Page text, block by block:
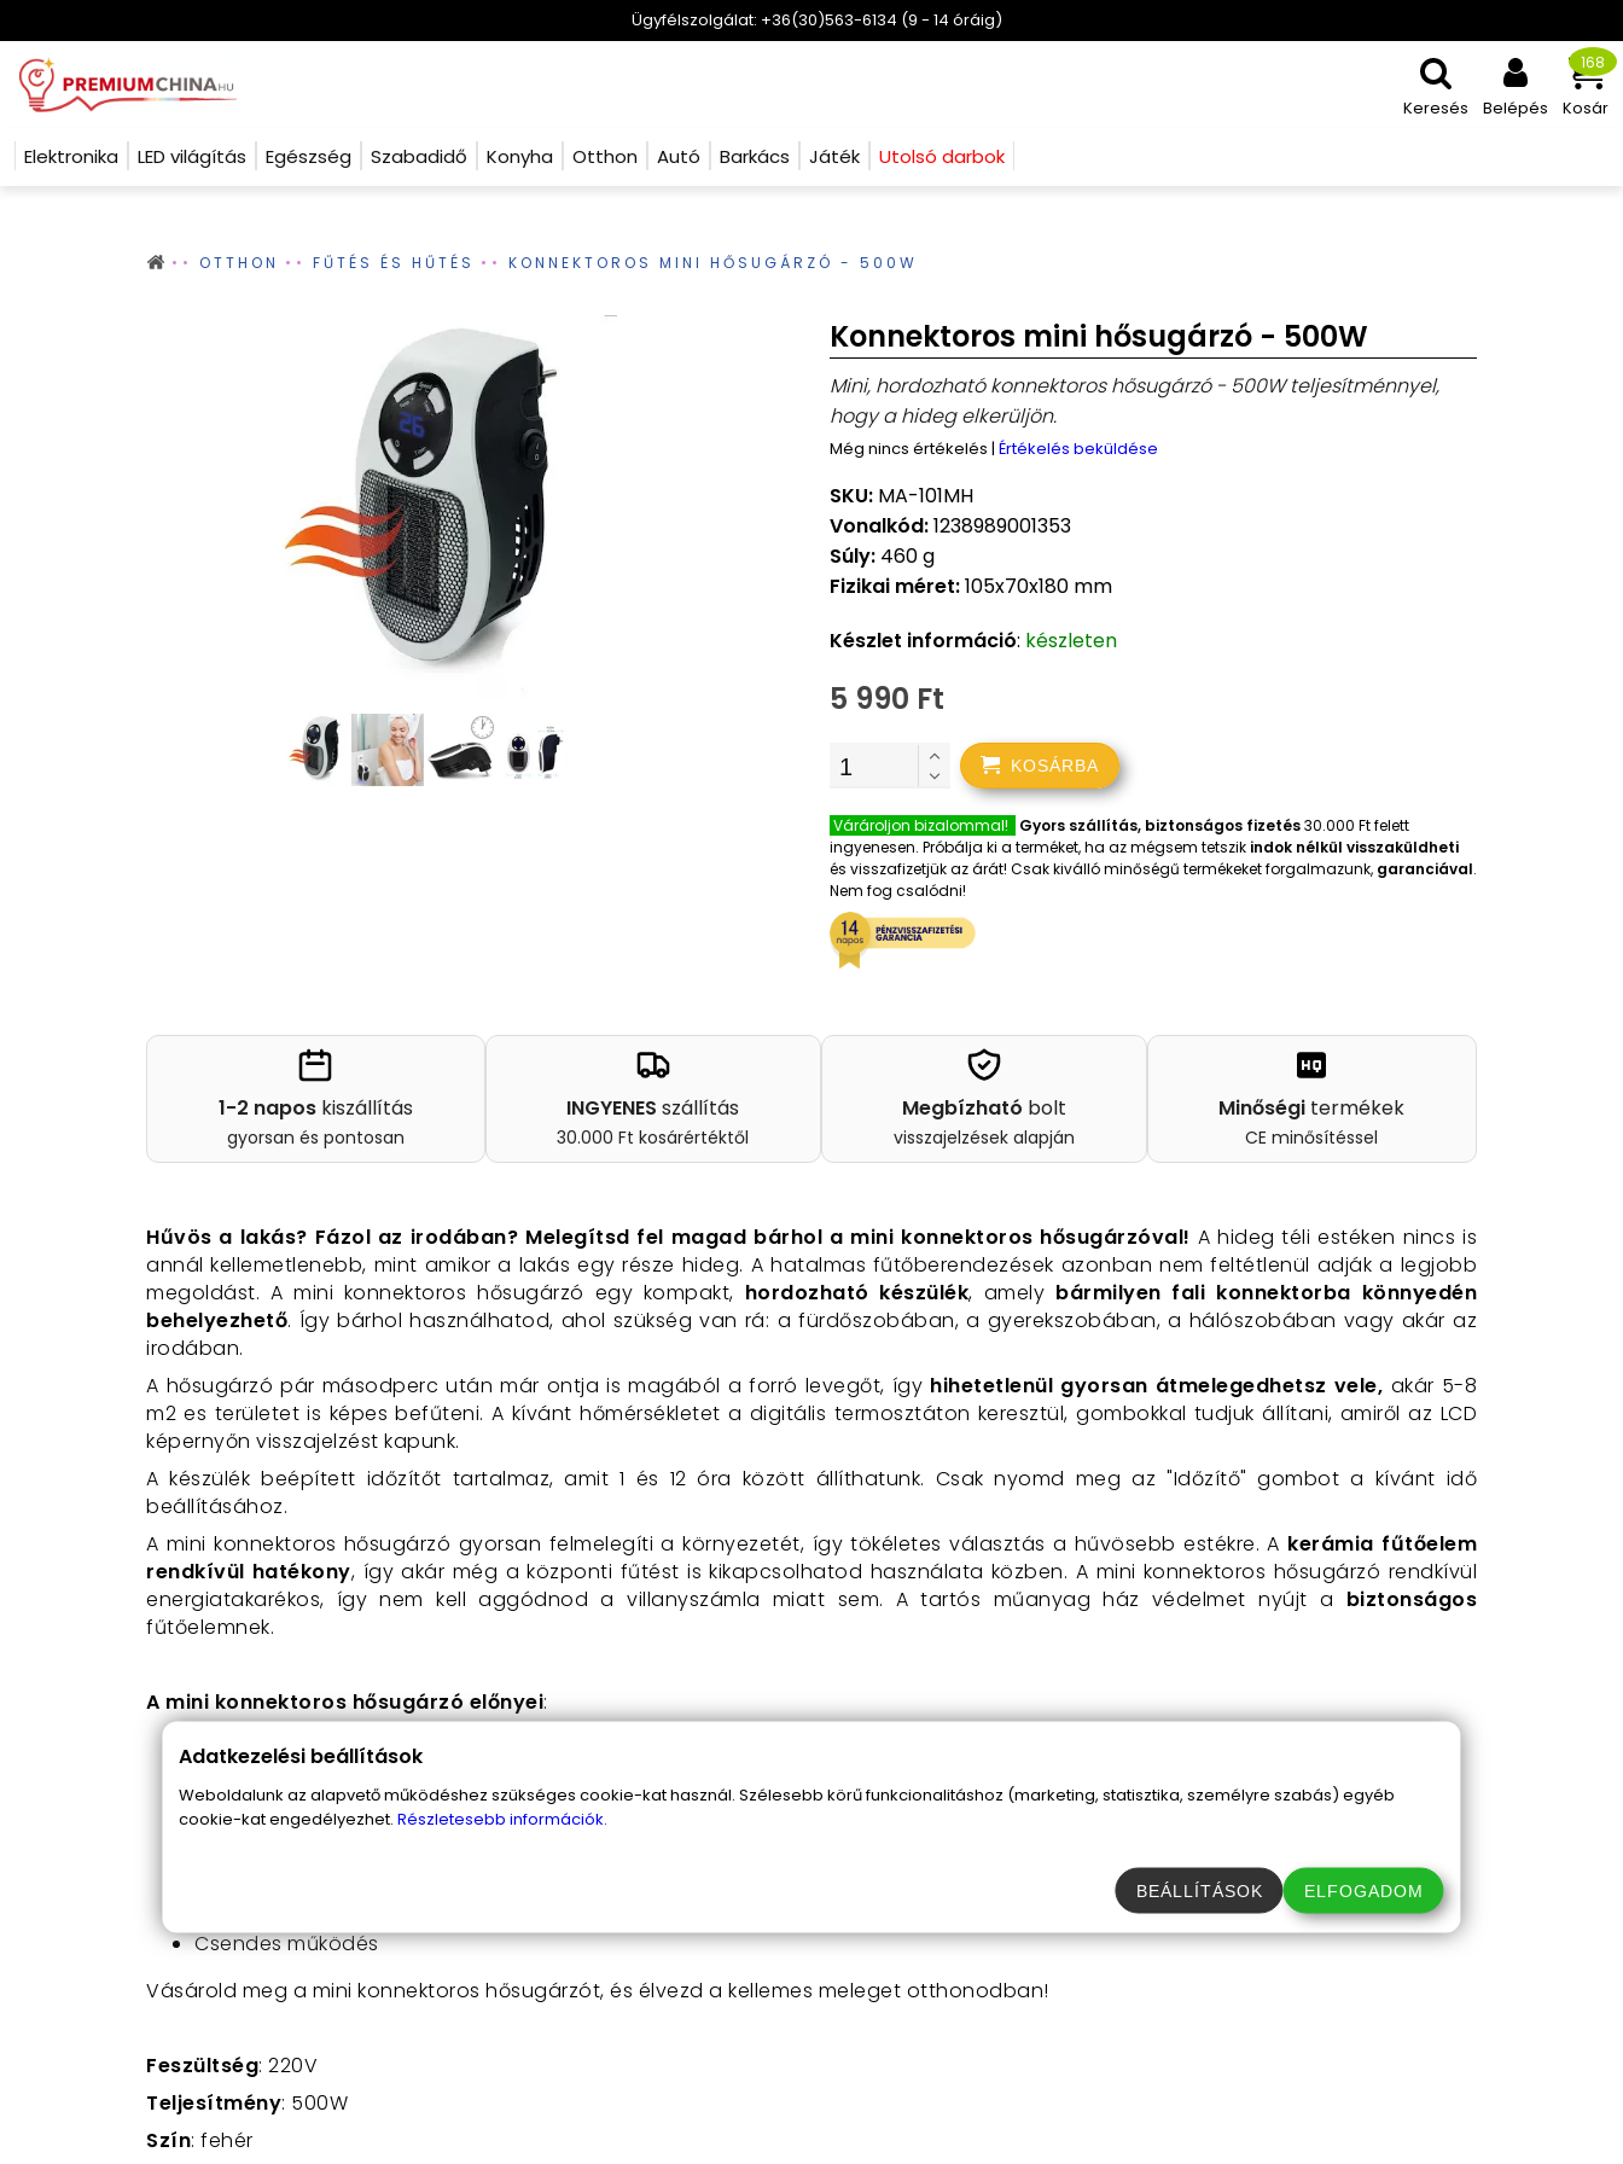
Ügyfélszolgálat: +36(30)563-6134 (9 - 14 óráig)
Keresés Belépés Kosár
168
Elektronika LED világítás Egészség Szabadidő Konyha Otthon Autó Barkács Játék Utolsó darbok
OTTHON FŰTÉS ÉS HŰTÉS KONNEKTOROS MINI HŐSUGÁRZÓ - 500W
Konnektoros mini hősugárzó - 500W
Mini, hordozható konnektoros hősugárzó - 500W teljesítménnyel,
hogy a hideg elkerüljön.
Még nincs értékelés | Értékelés beküldése
SKU: MA-101MH
Vonalkód:1238989001353
Súly: 460 g
Fizikai méret:105x70x180 mm
Készlet információ: készleten
5 990 Ft
KOSÁRBA
Várároljon bizalommal! Gyors szállítás, biztonságos fizetés30.000 Ft felett
ingyenesen. Próbálja ki a terméket, ha az mégsem tetszik indok nélkül visszaküldheti
és visszafizetjük az árát! Csak kiválló minőségű termékeket forgalmazunk, garanciával.
Nem fog csalódni!
1-2 naposkiszállítás
gyorsan és pontosan
INGYENES szállítás
30.000 Ft kosárértéktől
Megbízható bolt
visszajelzések alapján
Minőségi termékek
CE minősítéssel
Hűvös a lakás? Fázol az irodában? Melegítsd fel magad bárhol a mini konnektoros hősugárzóval! A hideg téli estéken nincs is
annál kellemetlenebb, mint amikor a lakás egy része hideg. A hatalmas fűtőberendezések azonban nem feltétlenül adják a legjobb
megoldást. A mini konnektoros hősugárzó egy kompakt, hordozható készülék, amely bármilyen fali konnektorba könnyedén
behelyezhető. Így bárhol használhatod, ahol szükség van rá: a fürdőszobában, a gyerekszobában, a hálószobában vagy akár az
irodában.
A hősugárzó pár másodperc után már ontja is magából a forró levegőt, így hihetetlenül gyorsan átmelegedhetsz vele, akár 5-8
m2 es területet is képes befűteni. A kívánt hőmérsékletet a digitális termosztáton keresztül, gombokkal tudjuk állítani, amiről az LCD
képernyőn visszajelzést kapunk.
A készülék beépített időzítőt tartalmaz, amit 1 és 12 óra között állíthatunk. Csak nyomd meg az "Időzítő" gombot a kívánt idő
beállításához.
A mini konnektoros hősugárzó gyorsan felmelegíti a környezetét, így tökéletes választás a hűvösebb estékre. A kerámia fűtőelem
rendkívül hatékony, így akár még a központi fűtést is kikapcsolhatod használata közben. A mini konnektoros hősugárzó rendkívül
energiatakarékos, így nem kell aggódnod a villanyszámla miatt sem. A tartós műanyag ház védelmet nyújt a biztonságos
fűtőelemnek.
A mini konnektoros hősugárzó előnyei:
Kompakt és hordozható
Hihetetlenül gyors és hatékony fűtés
Energiatakarékos, mégis hatékony, 500 watt teljesítménnyel rendelkezik
Csendes működés
Vásárold meg a mini konnektoros hősugárzót, és élvezd a kellemes meleget otthonodban!
Feszültség: 220V
Teljesítmény: 500W
Szín: fehér
Adatkezelési beállítások
Weboldalunk az alapvető működéshez szükséges cookie-kat használ. Szélesebb körű funkcionalitáshoz (marketing, statisztika, személyre szabás) egyéb
cookie-kat engedélyezhet. Részletesebb információk.
BEÁLLÍTÁSOK ELFOGADOM